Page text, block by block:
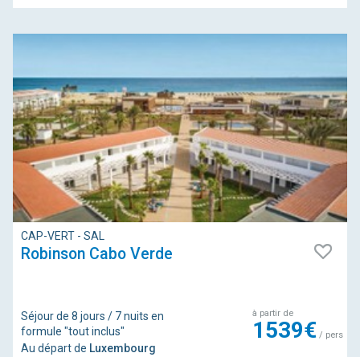
CAP-VERT - SAL
Robinson Cabo Verde
Séjour de 8 jours / 7 nuits en
formule "tout inclus"
Au départ de Luxembourg
à partir de
1539€/ pers